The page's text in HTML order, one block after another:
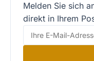
Melden Sie sich
direkt in Ihrem